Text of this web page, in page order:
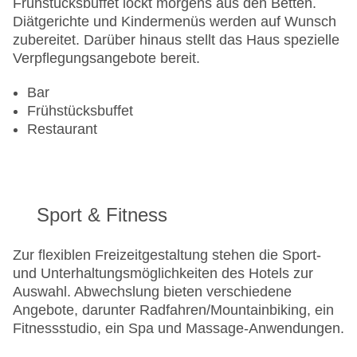
Landeskategorie: 3 Sterne
Frühstücksbuffet lockt morgens aus den Betten.
Diätgerichte und Kindermenüs werden auf Wunsch
zubereitet. Darüber hinaus stellt das Haus spezielle
Verpflegungsangebote bereit.
Bar
Frühstücksbuffet
Restaurant
Sport & Fitness
Zur flexiblen Freizeitgestaltung stehen die Sport-
und Unterhaltungsmöglichkeiten des Hotels zur
Auswahl. Abwechslung bieten verschiedene
Angebote, darunter Radfahren/Mountainbiking, ein
Fitnessstudio, ein Spa und Massage-Anwendungen.